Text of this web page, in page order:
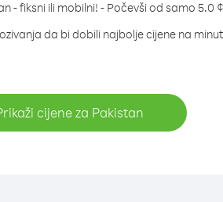
- fiksni ili mobilni! - Počevši od samo 5.0
da bi dobili najbolje cijene na
cijene za Pakistan